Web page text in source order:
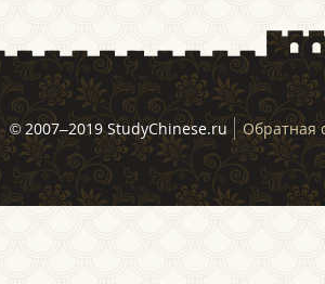
© 2007–2019 StudyChinese.ru Обратная